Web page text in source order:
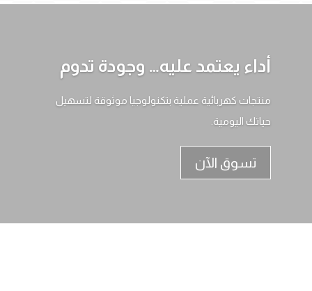
أداء يعتمد عليه… وجودة تدوم
منتجات كهربائية عملية بتكنولوجيا موثوقة لتسهيل
حياتك اليومية.
تسوق الآن